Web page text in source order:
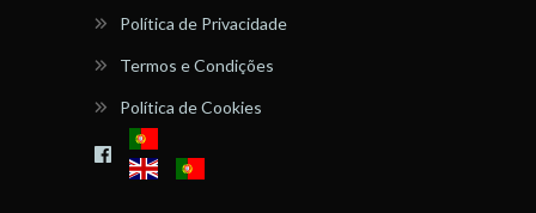
Política de Privacidade
Termos e Condições
Política de Cookies